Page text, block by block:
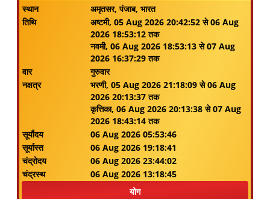
स्थान
अमृतसर, पंजाब, भारत
तिथि
अष्टमी, 05 Aug 2026 20:42:52 से 06 Aug
2026 18:53:12 तक
नवमी, 06 Aug 2026 18:53:13 से 07 Aug
2026 16:37:29 तक
वार
गुरुवार
नक्षत्र
भरणी, 05 Aug 2026 21:18:09 से 06 Aug
2026 20:13:37 तक
कृत्तिका, 06 Aug 2026 20:13:38 से 07 Aug
2026 18:43:14 तक
सूर्यौदय
06 Aug 2026 05:53:46
सूर्यास्त
06 Aug 2026 19:18:41
चंद्रोदय
06 Aug 2026 23:44:02
चंद्रस्थ
06 Aug 2026 13:18:45
योग